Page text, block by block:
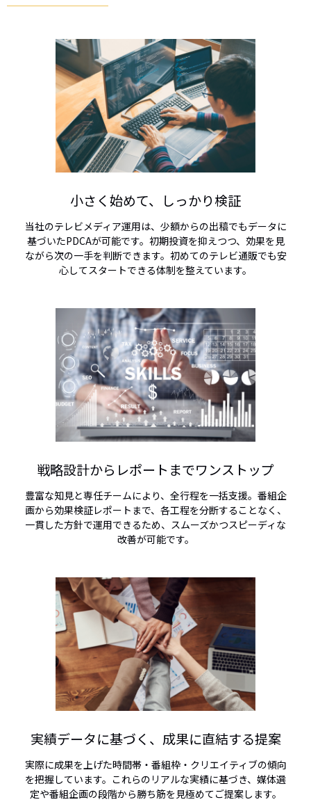
小さく始めて、しっかり検証
当社のテレビメディア運用は、少額からの出稿でもデータに
基づいたPDCAが可能です。初期投資を抑えつつ、効果を見
ながら次の一手を判断できます。初めてのテレビ通販でも安
心してスタートできる体制を整えています。
戦略設計からレポートまでワンストップ
豊富な知見と専任チームにより、全行程を一括支援。番組企
画から効果検証レポートまで、各工程を分断することなく、
一貫した方針で運用できるため、スムーズかつスピーディな
改善が可能です。
実績データに基づく、成果に直結する提案
実際に成果を上げた時間帯・番組枠・クリエイティブの傾向
を把握しています。これらのリアルな実績に基づき、媒体選
定や番組企画の段階から勝ち筋を見極めてご提案します。